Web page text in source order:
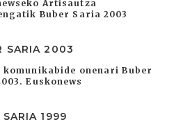
Artisautza
Buber Saria 2003
SARIA 2003
komunikabide onenari Buber
Euskonews
SARIA 1999